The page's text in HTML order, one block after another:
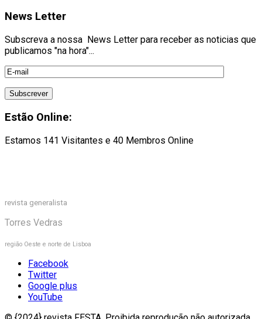
News Letter
Subscreva a nossa News Letter para receber as noticias que
publicamos "na hora"...
Estão Online:
Estamos 141 Visitantes e 40 Membros Online
revista generalista
Torres Vedras
região Oeste e norte de Lisboa
Facebook
Twitter
Google plus
YouTube